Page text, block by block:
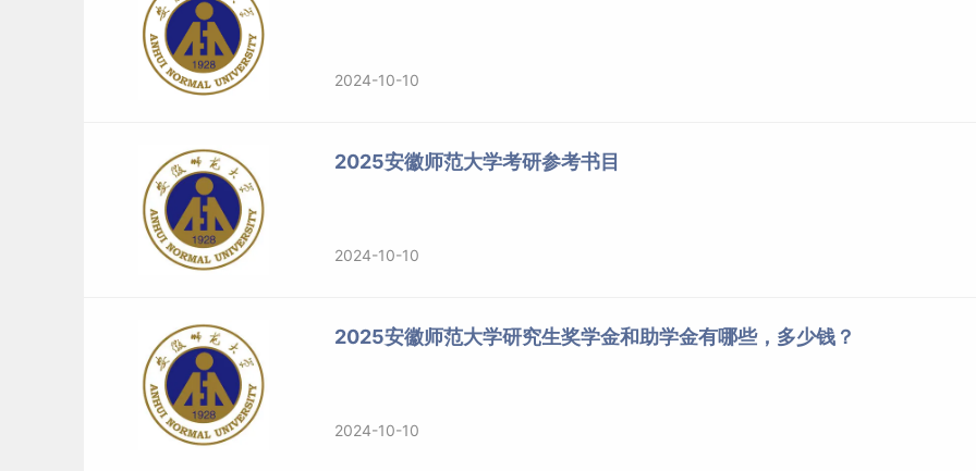
2024-10-10
2025安徽师范大学考研参考书目
2024-10-10
2025安徽师范大学研究生奖学金和助学金有哪些，多少钱？
2024-10-10